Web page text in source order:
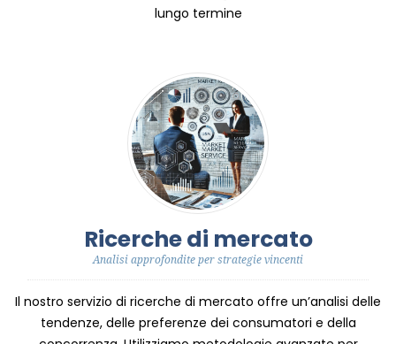
lungo termine
Ricerche di mercato
Analisi approfondite per strategie vincenti
Il nostro servizio di ricerche di mercato offre un’analisi delle
tendenze, delle preferenze dei consumatori e della